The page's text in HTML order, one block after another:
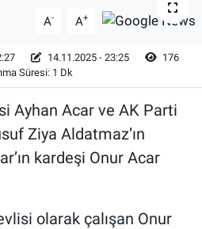
A- A+
14.11.2025 - 23:25
176
Süresi: 1 Dk
Ayhan Acar ve AK Parti
Ziya Aldatmaz’ın
kardeşi Onur Acar
olarak çalışan Onur